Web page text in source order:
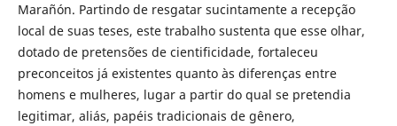
Marañón. Partindo de resgatar sucintamente a recepção
local de suas teses, este trabalho sustenta que esse olhar,
dotado de pretensões de cientificidade, fortaleceu
preconceitos já existentes quanto às diferenças entre
homens e mulheres, lugar a partir do qual se pretendia
legitimar, aliás, papéis tradicionais de gênero,